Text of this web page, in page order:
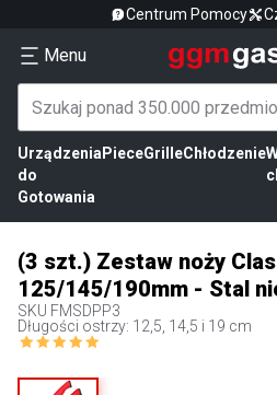
Centrum Pomocy
Menu
Urządzenia
do
Gotowania
PieceGrilleChłodzenie
(3 szt.) Zestaw noży
125/145/190mm - Stal
SKU FMSDPP3
Długości ostrzy: 12,5, 14,5 i 19 cm